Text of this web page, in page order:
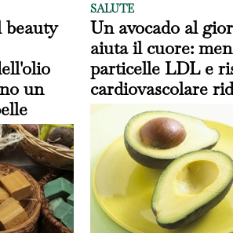
un
SALUTE
Un avocado al
aiuta il cuore:
particelle LDL e
cardiovascolare